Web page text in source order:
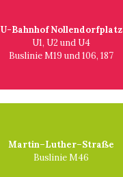
U-Bahnhof Nollendorfplatz
U1, U2 und U4
Buslinie M19 und 106, 187
Martin–Luther–Straße
Buslinie M46